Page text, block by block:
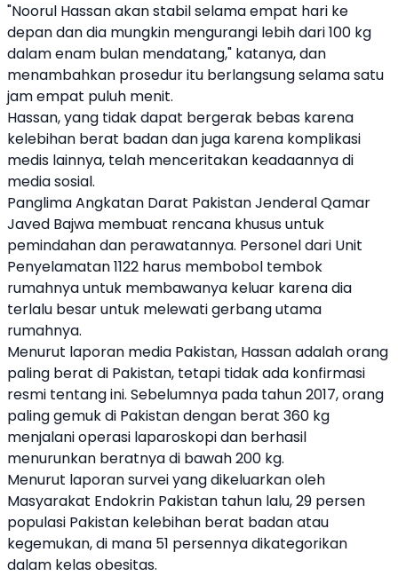
"Noorul Hassan akan stabil selama empat hari ke
depan dan dia mungkin mengurangi lebih dari 100 kg
dalam enam bulan mendatang," katanya, dan
menambahkan prosedur itu berlangsung selama satu
jam empat puluh menit.
Hassan, yang tidak dapat bergerak bebas karena
kelebihan berat badan dan juga karena komplikasi
medis lainnya, telah menceritakan keadaannya di
media sosial.
Panglima Angkatan Darat Pakistan Jenderal Qamar
Javed Bajwa membuat rencana khusus untuk
pemindahan dan perawatannya. Personel dari Unit
Penyelamatan 1122 harus membobol tembok
rumahnya untuk membawanya keluar karena dia
terlalu besar untuk melewati gerbang utama
rumahnya.
Menurut laporan media Pakistan, Hassan adalah orang
paling berat di Pakistan, tetapi tidak ada konfirmasi
resmi tentang ini. Sebelumnya pada tahun 2017, orang
paling gemuk di Pakistan dengan berat 360 kg
menjalani operasi laparoskopi dan berhasil
menurunkan beratnya di bawah 200 kg.
Menurut laporan survei yang dikeluarkan oleh
Masyarakat Endokrin Pakistan tahun lalu, 29 persen
populasi Pakistan kelebihan berat badan atau
kegemukan, di mana 51 persennya dikategorikan
dalam kelas obesitas.